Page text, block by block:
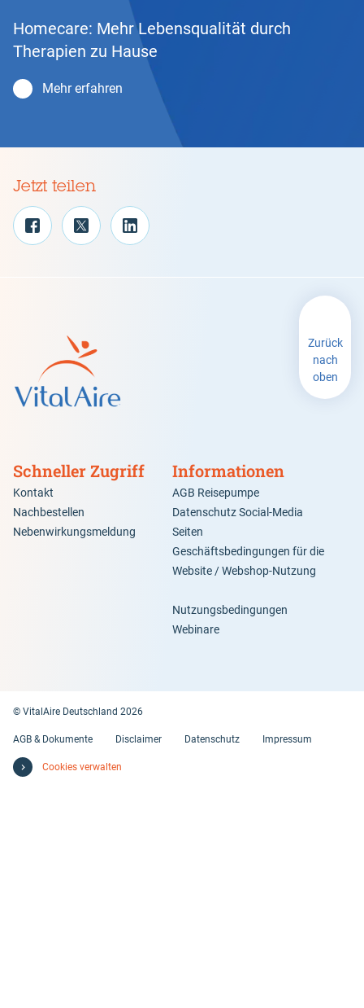
Homecare: Mehr Lebensqualität durch
Therapien zu Hause
Mehr erfahren
Jetzt teilen
Schneller Zugriff
Kontakt
Nachbestellen
Nebenwirkungsmeldung
Informationen
AGB Reisepumpe
Datenschutz Social-Media
Seiten
Geschäftsbedingungen für die
Website / Webshop-Nutzung
Nutzungsbedingungen
Webinare
Zurück
nach
oben
© VitalAire Deutschland 2026
AGB & Dokumente Disclaimer Datenschutz Impressum
Cookies verwalten